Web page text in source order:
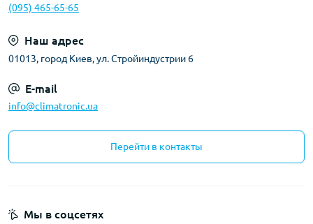
(095) 465-65-65
Наш адрес
01013, город Киев, ул. Стройиндустрии 6
E-mail
info@climatronic.ua
Перейти в контакты
Мы в соцсетях